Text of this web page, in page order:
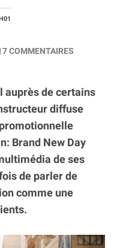
7COMMENTAIRES
auprès de certains
diffuse
Brand New Day
de ses
de parler de
comme une